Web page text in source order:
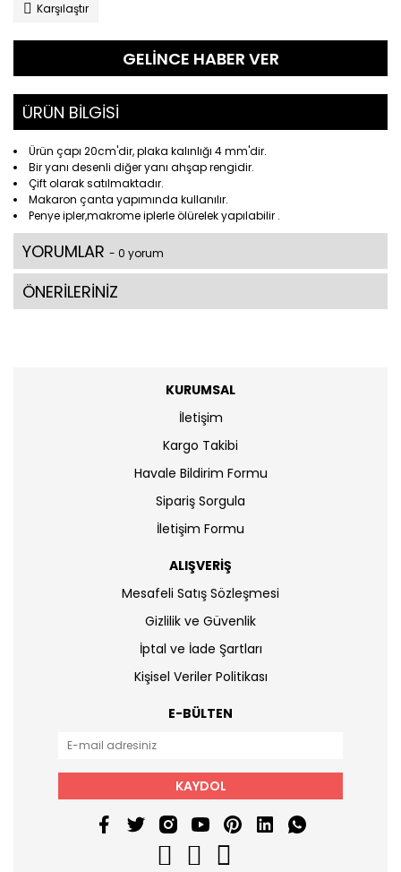
Karşılaştır
GELİNCE HABER VER
ÜRÜN BİLGİSİ
Ürün çapı 20cm'dir, plaka kalınlığı 4 mm'dir.
Bir yanı desenli diğer yanı ahşap rengidir.
Çift olarak satılmaktadır.
Makaron çanta yapımında kullanılır.
Penye ipler,makrome iplerle ölürelek yapılabilir .
YORUMLAR - 0 yorum
ÖNERİLERİNİZ
KURUMSAL
İletişim
Kargo Takibi
Havale Bildirim Formu
Sipariş Sorgula
İletişim Formu
ALIŞVERİŞ
Mesafeli Satış Sözleşmesi
Gizlilik ve Güvenlik
İptal ve İade Şartları
Kişisel Veriler Politikası
E-BÜLTEN
KAYDOL